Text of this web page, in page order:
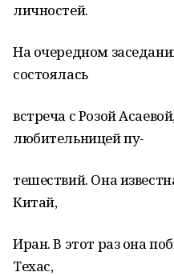
личностей.
На очередном
состоялась
встреча с Розой
любительницей пу-
тешествий. Она
Китай,
Иран. В этот раз она
Техас,